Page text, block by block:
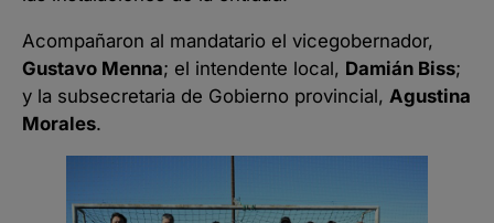
Acompañaron al mandatario el vicegobernador,
Gustavo Menna; el intendente local, Damián Biss;
y la subsecretaria de Gobierno provincial, Agustina
Morales.